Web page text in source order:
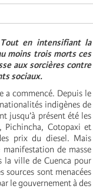
en intensifiant la
moins trois morts ces
aux sorcières contre
sociaux.
a commencé. Depuis le
indigènes de
jusqu’à présent été les
Pichincha, Cotopaxi et
prix du diesel. Mais
de masse
la ville de Cuenca pour
sources sont menacées
le gouvernement à des